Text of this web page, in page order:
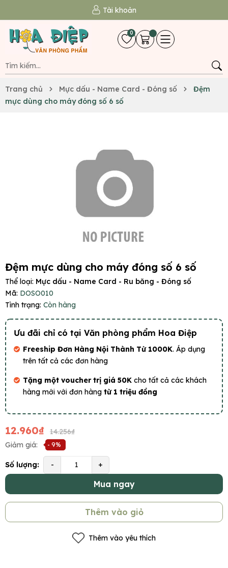
Tài khoản
0
Trang chủ Mực dấu - Name Card - Đóng số
Đệm
mực dùng cho máy đóng số 6 số
Đệm mực dùng cho máy đóng số 6 số
Thể loại: Mực dấu - Name Card - Ru băng - Đóng số
Mã: DOSO010
Tình trạng: Còn hàng
Ưu đãi chỉ có tại Văn phòng phẩm Hoa Điệp
Freeship Đơn Hàng Nội Thành Từ 1000K. Áp dụng
trên tất cả các đơn hàng
Tặng một voucher trị giá 50K cho tất cả các khách
hàng mới với đơn hàng từ 1 triệu đồng
12.960₫
14.256₫
Giảm giá:
- 9%
Số lượng: - +
Mua ngay
Thêm vào giỏ
Thêm vào yêu thích